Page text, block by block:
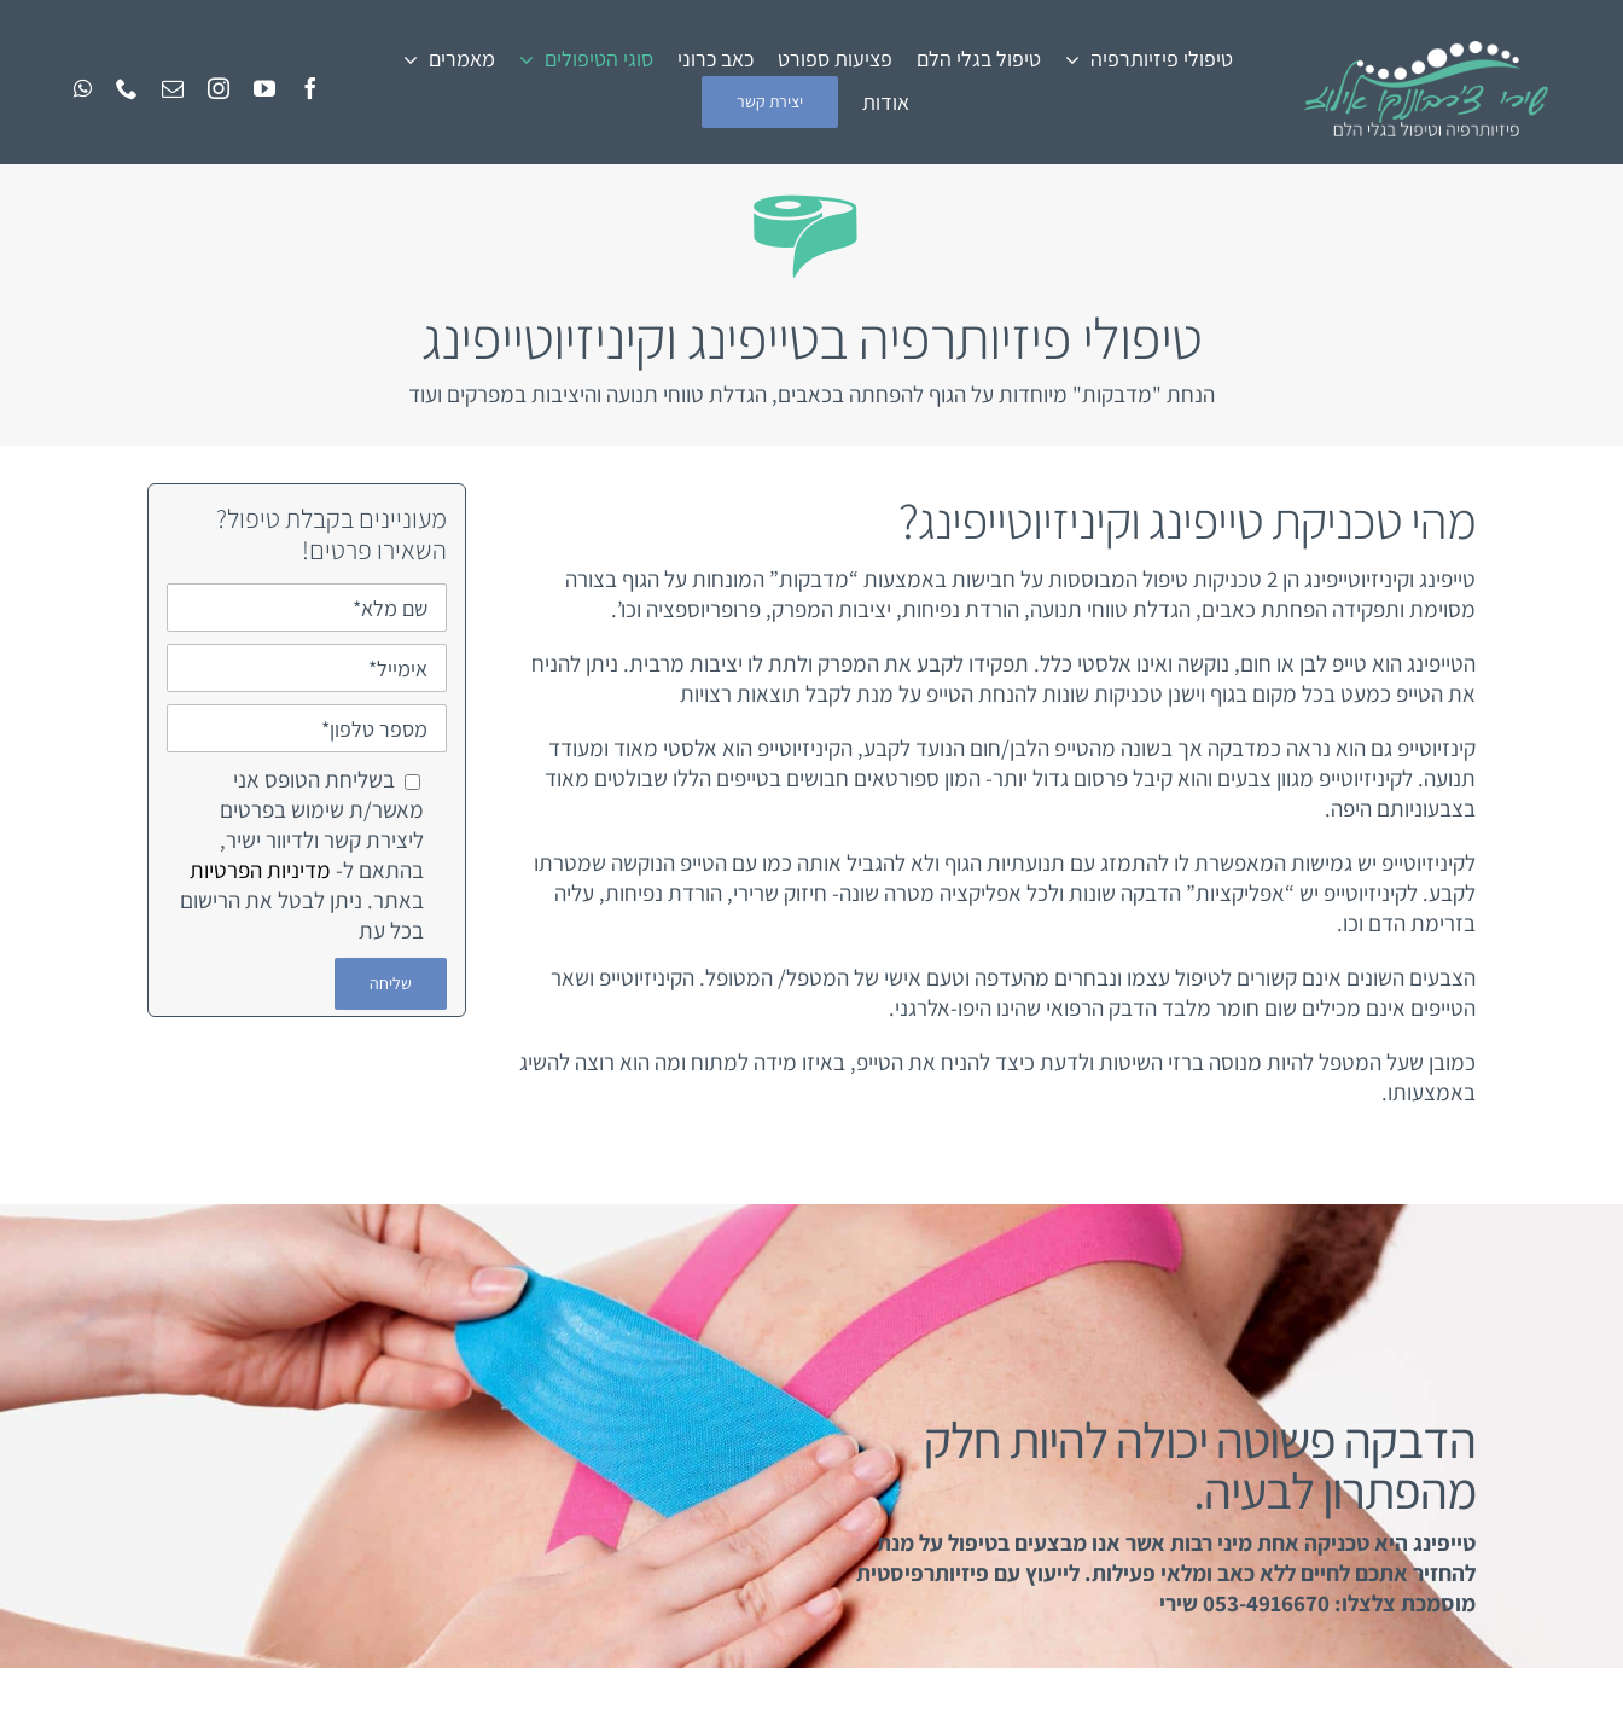
טיפולי פיזיותרפיה טיפול בגלי הלם פציעות ספורט כאב כרוני סוגי הטיפולים
מאמרים
אודות
יצירת קשר
טיפולי פיזיותרפיה בטייפינג וקיניזיוטייפינג
הנחת "מדבקות" מיוחדות על הגוף להפחתה בכאבים, הגדלת טווחי תנועה והיציבות במפרקים ועוד
מהי טכניקת טייפינג וקיניזיוטייפינג?
טייפינג וקיניזיוטייפינג הן 2 טכניקות טיפול המבוססות על חבישות באמצעות “מדבקות” המונחות על הגוף בצורה
מסוימת ותפקידה הפחתת כאבים, הגדלת טווחי תנועה, הורדת נפיחות, יציבות המפרק, פרופריוספציה וכו’.
הטייפינג הוא טייפ לבן או חום, נוקשה ואינו אלסטי כלל. תפקידו לקבע את המפרק ולתת לו יציבות מרבית. ניתן להניח
את הטייפ כמעט בכל מקום בגוף וישנן טכניקות שונות להנחת הטייפ על מנת לקבל תוצאות רצויות
קינזיוטייפ גם הוא נראה כמדבקה אך בשונה מהטייפ הלבן/חום הנועד לקבע, הקיניזיוטייפ הוא אלסטי מאוד ומעודד
תנועה. לקיניזיוטייפ מגוון צבעים והוא קיבל פרסום גדול יותר- המון ספורטאים חבושים בטייפים הללו שבולטים מאוד
בצבעוניותם היפה.
לקיניזיוטייפ יש גמישות המאפשרת לו להתמזג עם תנועתיות הגוף ולא להגביל אותה כמו עם הטייפ הנוקשה שמטרתו
לקבע. לקיניזיוטייפ יש “אפליקציות” הדבקה שונות ולכל אפליקציה מטרה שונה- חיזוק שרירי, הורדת נפיחות, עליה
בזרימת הדם וכו.
הצבעים השונים אינם קשורים לטיפול עצמו ונבחרים מהעדפה וטעם אישי של המטפל/ המטופל. הקיניזיוטייפ ושאר
הטייפים אינם מכילים שום חומר מלבד הדבק הרפואי שהינו היפו-אלרגני.
כמובן שעל המטפל להיות מנוסה ברזי השיטות ולדעת כיצד להניח את הטייפ, באיזו מידה למתוח ומה הוא רוצה להשיג
באמצעותו.
מעוניינים בקבלת טיפול?
השאירו פרטים!
בשליחת הטופס אני
מאשר/ת שימוש בפרטים
ליצירת קשר ולדיוור ישיר,
בהתאם ל- מדיניות הפרטיות
באתר. ניתן לבטל את הרישום
בכל עת
הדבקה פשוטה יכולה להיות חלק
מהפתרון לבעיה.
טייפינג היא טכניקה אחת מיני רבות אשר אנו מבצעים בטיפול על מנת
להחזיר אתכם לחיים ללא כאב ומלאי פעילות. לייעוץ עם פיזיותרפיסטית
מוסמכת צלצלו: 053-4916670 שירי